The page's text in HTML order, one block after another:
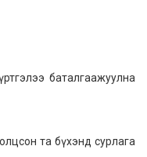
баталгаажуулна
та бүхэнд сурлага